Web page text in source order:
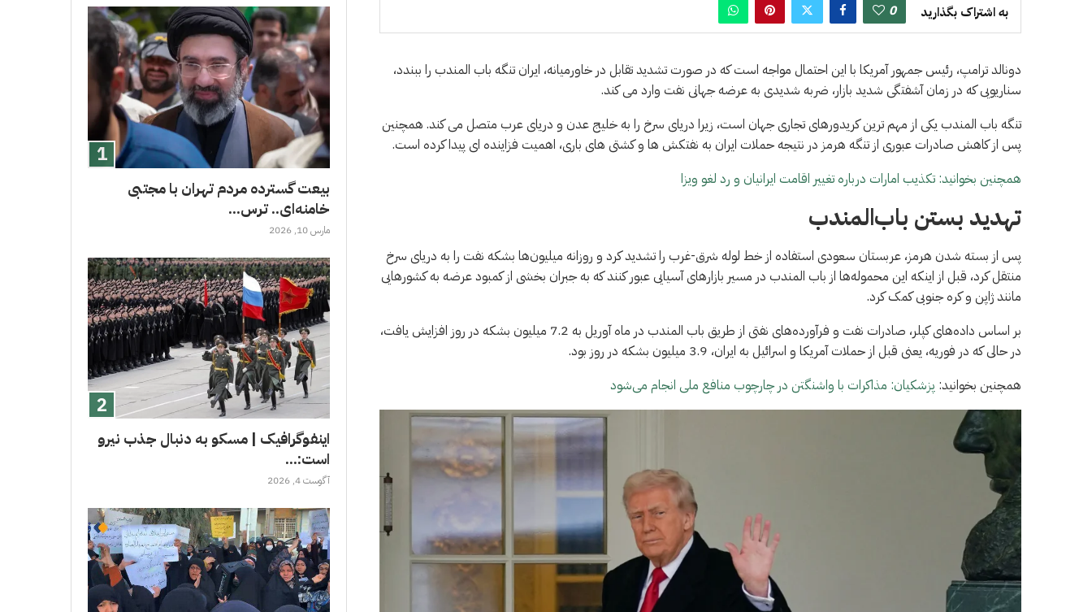
به اشتراک بگذارید 0
دونالد ترامپ، رئیس جمهور آمریکا با این احتمال مواجه است که در صورت تشدید تقابل در خاورمیانه، ایران تنگه باب المندب را ببندد،
سناریویی که در زمان آشفتگی شدید بازار، ضربه شدیدی به عرضه جهانی نفت وارد می کند.
تنگه باب المندب یکی از مهم ترین کریدورهای تجاری جهان است، زیرا دریای سرخ را به خلیج عدن و دریای عرب متصل می کند. همچنین
پس از کاهش صادرات عبوری از تنگه هرمز در نتیجه حملات ایران به نفتکش ها و کشتی های باری، اهمیت فزاینده ای پیدا کرده است.
همچنین بخوانید: تکذیب امارات درباره تغییر اقامت ایرانیان و رد لغو ویزا
تهدید بستن باب‌المندب
پس از بسته شدن هرمز، عربستان سعودی استفاده از خط لوله شرق-غرب را تشدید کرد و روزانه میلیون‌ها بشکه نفت را به دریای سرخ
منتقل کرد، قبل از اینکه این محموله‌ها از باب المندب در مسیر بازارهای آسیایی عبور کنند که به جبران بخشی از کمبود عرضه به کشورهایی
مانند ژاپن و کره جنوبی کمک کرد.
بر اساس داده‌های کپلر، صادرات نفت و فرآورده‌های نفتی از طریق باب المندب در ماه آوریل به 7.2 میلیون بشکه در روز افزایش یافت،
در حالی که در فوریه، یعنی قبل از حملات آمریکا و اسرائیل به ایران، 3.9 میلیون بشکه در روز بود.
همچنین بخوانید: پزشکیان: مذاکرات با واشنگتن در چارچوب منافع ملی انجام می‌شود
بیعت گسترده مردم تهران با مجتبی
خامنه‌ای.. ترس...
مارس 10, 2026
اینفوگرافیک | مسکو به دنبال جذب نیرو
است:...
آگوست 4, 2026